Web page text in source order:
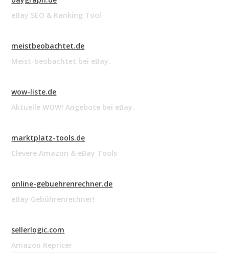
eBay SEO & Ranking Tool
meistbeobachtet.de
Meist-beobachtet bei eBay.
wow-liste.de
Aktuelle WOW! Angebote bei eBay.
marktplatz-tools.de
Clevere Amazon & eBay Tools
online-gebuehrenrechner.de
eBay Gebührenrechner!
sellerlogic.com
Amazon Repricer